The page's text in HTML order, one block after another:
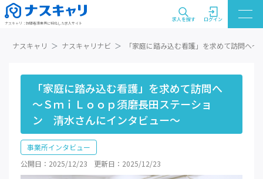
ナスキャリ：訪問看護業界に特化した求人サイト
求人を探す ログイン
ナスキャリ ナスキャリナビ 「家庭に踏み込む看護」を求めて訪問へ
「家庭に踏み込む看護」を求めて訪問へ
～ＳｍｉＬｏｏｐ須磨長田ステーショ
ン 清水さんにインタビュー～
事業所インタビュー
公開日：2025/12/23
更新日：2025/12/23